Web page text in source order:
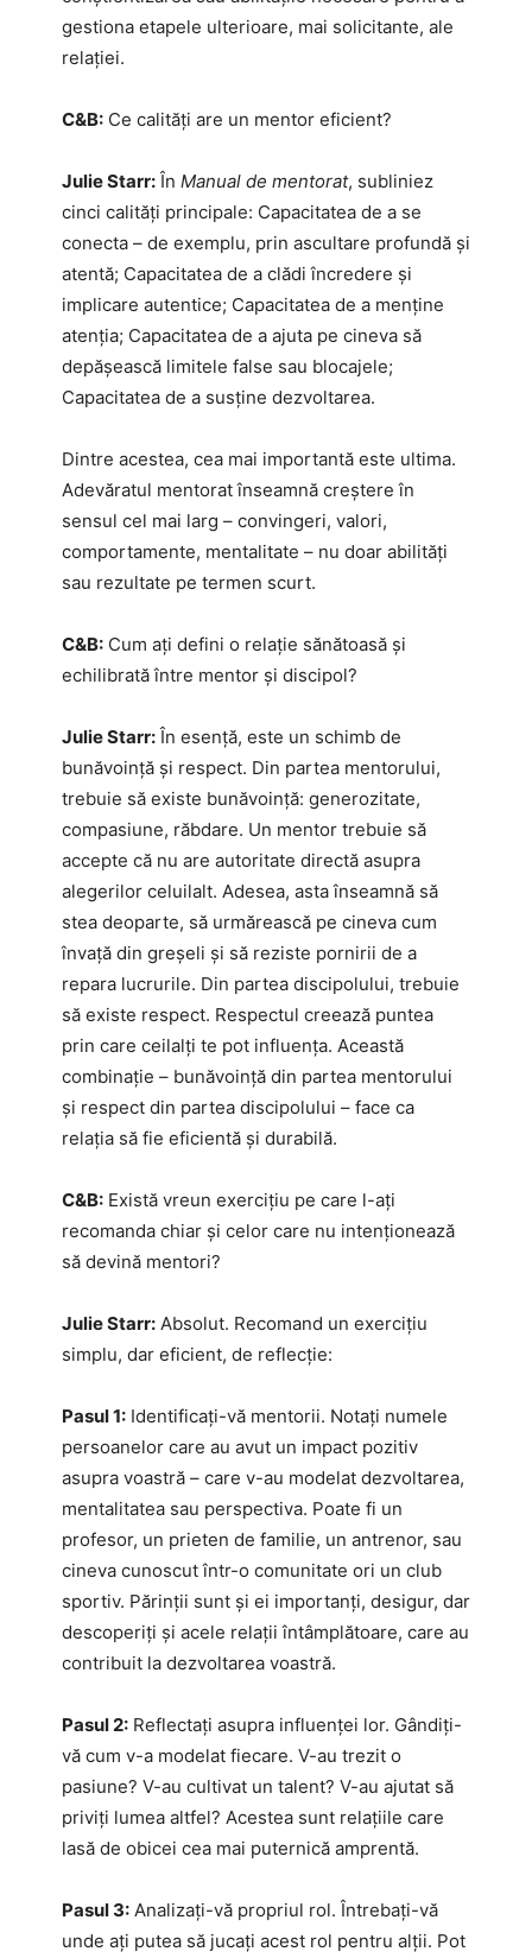
gestiona etapele ulterioare, mai solicitante, ale
relației.
C&B: Ce calități are un mentor eficient?
Julie Starr: În Manual de mentorat, subliniez
cinci calități principale: Capacitatea de a se
conecta – de exemplu, prin ascultare profundă și
atentă; Capacitatea de a clădi încredere și
implicare autentice; Capacitatea de a menține
atenția; Capacitatea de a ajuta pe cineva să
depășească limitele false sau blocajele;
Capacitatea de a susține dezvoltarea.
Dintre acestea, cea mai importantă este ultima.
Adevăratul mentorat înseamnă creștere în
sensul cel mai larg – convingeri, valori,
comportamente, mentalitate – nu doar abilități
sau rezultate pe termen scurt.
C&B: Cum ați defini o relație sănătoasă și
echilibrată între mentor și discipol?
Julie Starr: În esență, este un schimb de
bunăvoință și respect. Din partea mentorului,
trebuie să existe bunăvoință: generozitate,
compasiune, răbdare. Un mentor trebuie să
accepte că nu are autoritate directă asupra
alegerilor celuilalt. Adesea, asta înseamnă să
stea deoparte, să urmărească pe cineva cum
învață din greșeli și să reziste pornirii de a
repara lucrurile. Din partea discipolului, trebuie
să existe respect. Respectul creează puntea
prin care ceilalți te pot influența. Această
combinație – bunăvoință din partea mentorului
și respect din partea discipolului – face ca
relația să fie eficientă și durabilă.
C&B: Există vreun exercițiu pe care l-ați
recomanda chiar și celor care nu intenționează
să devină mentori?
Julie Starr: Absolut. Recomand un exercițiu
simplu, dar eficient, de reflecție:
Pasul 1: Identificați-vă mentorii. Notați numele
persoanelor care au avut un impact pozitiv
asupra voastră – care v-au modelat dezvoltarea,
mentalitatea sau perspectiva. Poate fi un
profesor, un prieten de familie, un antrenor, sau
cineva cunoscut într-o comunitate ori un club
sportiv. Părinții sunt și ei importanți, desigur, dar
descoperiți și acele relații întâmplătoare, care au
contribuit la dezvoltarea voastră.
Pasul 2: Reflectați asupra influenței lor. Gândiți-
vă cum v-a modelat fiecare. V-au trezit o
pasiune? V-au cultivat un talent? V-au ajutat să
priviți lumea altfel? Acestea sunt relațiile care
lasă de obicei cea mai puternică amprentă.
Pasul 3: Analizați-vă propriul rol. Întrebați-vă
unde ați putea să jucați acest rol pentru alții. Pot